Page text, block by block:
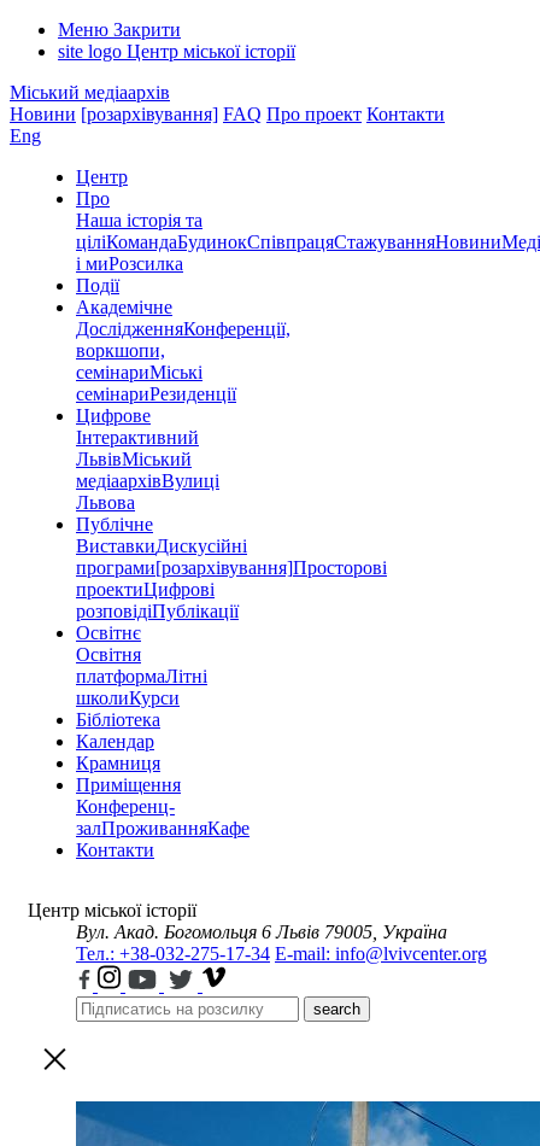
Меню Закрити
site logo Центр міської історії
Міський медіаархів
Новини [розархівування] FAQ Про проект Контакти
Eng
Центр
Про
Наша історія та
ціліКомандаБудинокСпівпрацяСтажуванняНовини
і миРозсилка
Події
Академічне
ДослідженняКонференції,
воркшопи,
семінариМіські
семінариРезиденції
Цифрове
Інтерактивний
ЛьвівМіський
медіаархівВулиці
Львова
Публічне
ВиставкиДискусійні
програми[розархівування]Просторові
проектиЦифрові
розповідіПублікації
Освітнє
Освітня
платформаЛітні
школиКурси
Бібліотека
Календар
Крамниця
Приміщення
Конференц-
залПроживанняКафе
Контакти
Центр міської історії
Вул. Акад. Богомольця 6 Львів 79005, Україна
Тел.: +38-032-275-17-34 E-mail: info@lvivcenter.org
search